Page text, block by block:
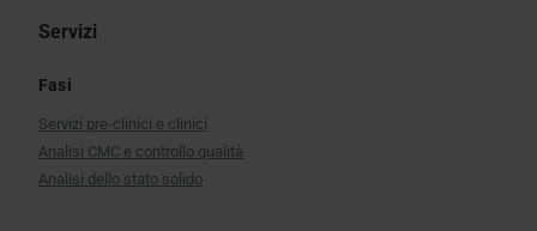
Servizi
Fasi
Servizi pre-clinici e clinici
Analisi CMC e controllo qualità
Analisi dello stato solido